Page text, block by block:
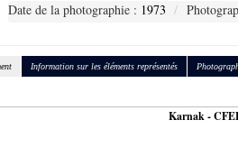
Date de la photographie : 1973
Information sur les éléments représentés